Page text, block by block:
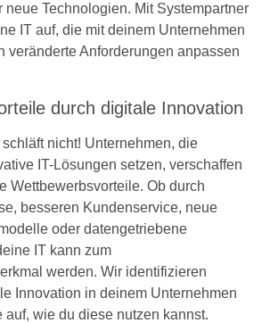
neue Technologien. Mit Systempartner
IT auf, die mit deinem Unternehmen
veränderte Anforderungen anpassen
durch digitale Innovation
nicht! Unternehmen, die
IT-Lösungen setzen, verschaffen
Wettbewerbsvorteile. Ob durch
besseren Kundenservice, neue
oder datengetriebene
IT kann zum
werden. Wir identifizieren
Innovation in deinem Unternehmen
auf, wie du diese nutzen kannst.